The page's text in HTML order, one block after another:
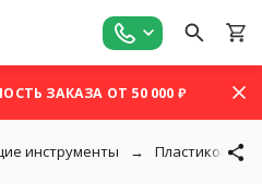
ЗАКАЗА ОТ 50 000 ₽
инструменты Пластиковые